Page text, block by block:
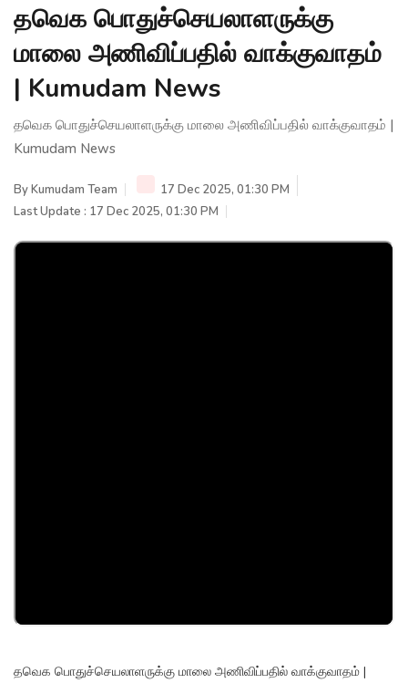
தவெக பொதுச்செயலாளருக்கு
மாலை அணிவிப்பதில் வாக்குவாதம்
| Kumudam News
தவெக பொதுச்செயலாளருக்கு மாலை அணிவிப்பதில் வாக்குவாதம் |
Kumudam News
ByKumudam Team
17 Dec 2025, 01:30 PM
Last Update : 17 Dec 2025, 01:30 PM
தவெக பொதுச்செயலாளருக்கு மாலை அணிவிப்பதில் வாக்குவாதம் |